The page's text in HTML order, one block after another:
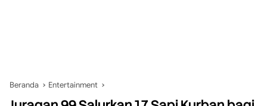
Beranda Entertainment